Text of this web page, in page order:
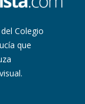
Colegio
que